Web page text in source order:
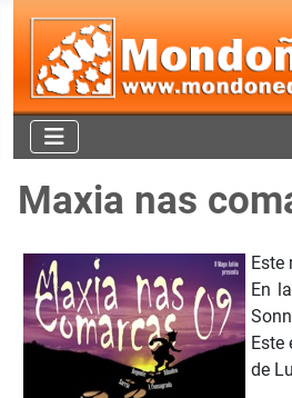
Maxia nas
Este
En
Este
de